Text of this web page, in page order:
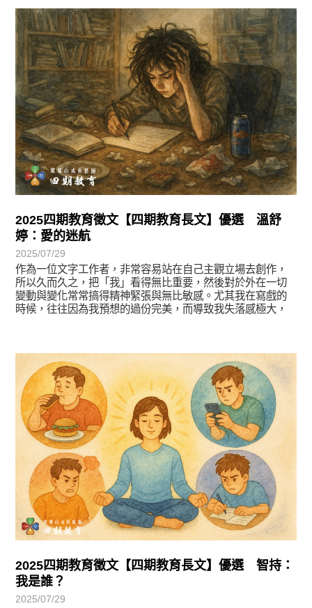
2025四期教育徵文【四期教育長文】優選 溫舒
婷：愛的迷航
2025/07/29
作為一位文字工作者，非常容易站在自己主觀立場去創作，
所以久而久之，把「我」看得無比重要，然後對於外在一切
變動與變化常常搞得精神緊張與無比敏感。尤其我在寫戲的
時候，往往因為我預想的過份完美，而導致我失落感極大，
徵文賞析
2025四期教育徵文【四期教育長文】優選 智持：
我是誰？
2025/07/29
徵文賞析